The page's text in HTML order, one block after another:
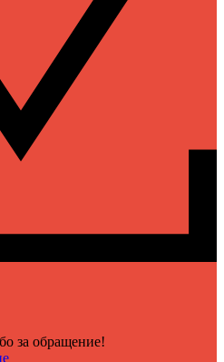
за обращение!